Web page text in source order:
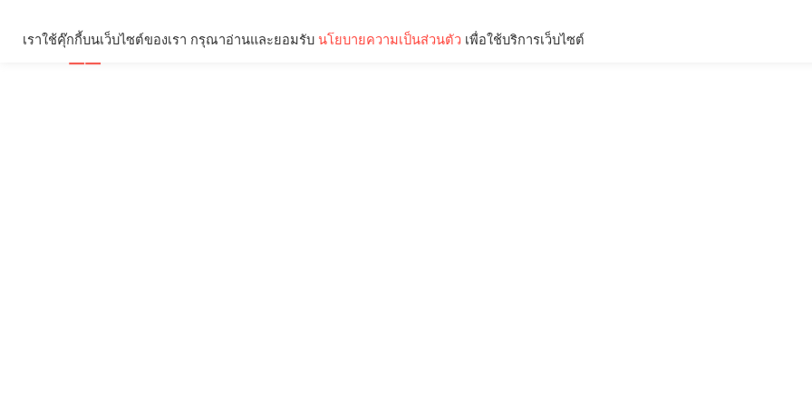
เราใช้คุ๊กกี้บนเว็บไซต์ของเรา กรุณาอ่านและยอมรับ นโยบายความเป็นส่วนตัว เพื่อใช้บริการเว็บไซต์